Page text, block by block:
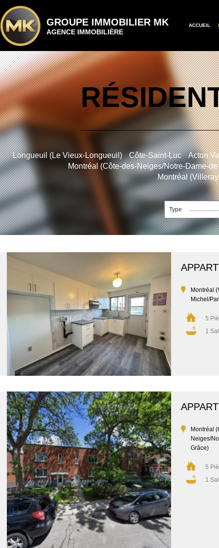
GROUPE IMMOBILIER MK
AGENCE IMMOBILIÈRE
ACCUEIL
Longueuil (Le Vieux-Longueuil) Côte-Saint-Luc
Acton
Montréal (Côte-des-Neiges/Notre-Dame-
Montréal
Type
Montréal
Michel/
5
1
Montréal
Neiges/
Grâce)
5
1